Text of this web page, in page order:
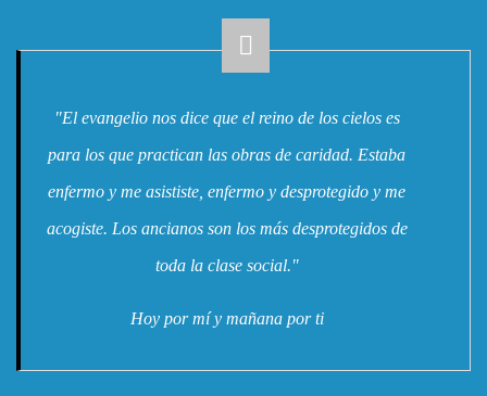
"El evangelio nos dice que el reino de los cielos es
para los que practican las obras de caridad. Estaba
enfermo y me asististe, enfermo y desprotegido y me
acogiste. Los ancianos son los más desprotegidos de
toda la clase social."
Hoy por mí y mañana por ti